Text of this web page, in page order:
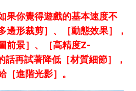
果你覺得遊戲的基本速度不
邊形裁剪］、［動態效果］，
前景］、［高精度Z-
再試著降低［材質細節］，
［進階光影］。